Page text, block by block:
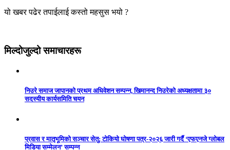
यो खबर पढेर तपाईलाई कस्तो महसुस भयो ?
मिल्दोजुल्दो समाचारहरू
निउरे समाज जापानको प्रथम अधिवेशन सम्पन्न, खिमानन्द निउरेको अध्यक्षतामा ३०
सदस्यीय कार्यसमिति चयन
प्रवास र मातृभूमिको सञ्चार सेतु: टोकियो घोषणा पत्र-२०२६ जारी गर्दै ‘एफएनजे ग्लोबल
मिडिया सम्मेलन’ सम्पन्न